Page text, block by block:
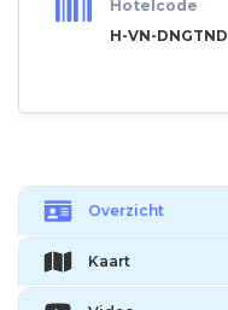
Hotelcode
H-VN-DNGTND
Overzicht
Kaart